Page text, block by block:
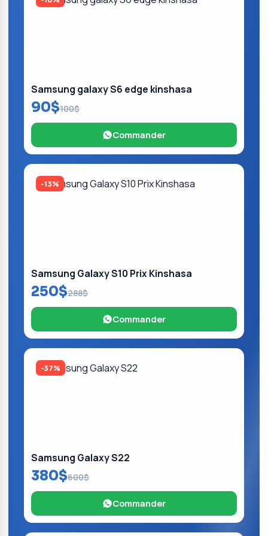
Samsung galaxy S6 edge kinshasa
90$100$
Commander
-13%
Samsung Galaxy S10 Prix Kinshasa
250$288$
Commander
-37%
Samsung Galaxy S22
380$600$
Commander